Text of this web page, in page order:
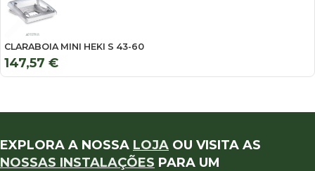
CLARABOIA MINI HEKI S 43-60
147,57 €
EXPLORA A NOSSA LOJA OU VISITA AS
NOSSAS INSTALAÇÕES PARA UM